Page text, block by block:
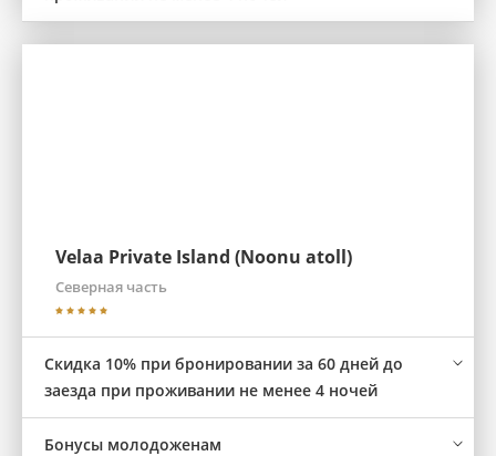
Velaa Private Island (Noonu atoll)
Северная часть
Скидка 10% при бронировании за 60 дней до
заезда при проживании не менее 4 ночей
Бонусы молодоженам